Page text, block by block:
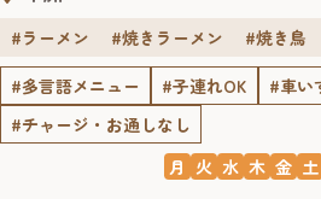
#ラーメン #焼きラーメン #焼き鳥
#多言語メニュー
#子連れOK
#車い
#チャージ・お通しなし
月 火 水 木 金 土